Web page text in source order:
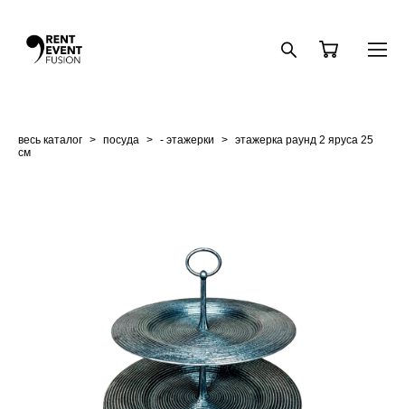
весь каталог > посуда > - этажерки > этажерка раунд 2 яруса 25
см